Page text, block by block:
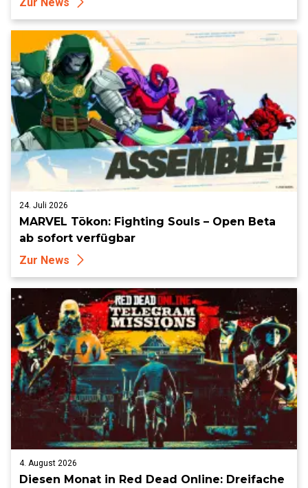
24. Juli 2026
MARVEL Tōkon: Fighting Souls – Open Beta
ab sofort verfügbar
Zur News
4. August 2026
Diesen Monat in Red Dead Online: Dreifache